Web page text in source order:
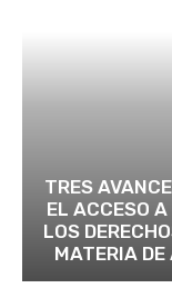
TRES
EL ACCESO
LOS
MATERIA